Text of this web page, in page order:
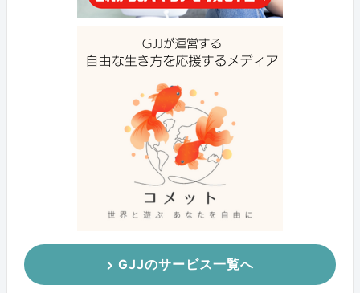
GJJのサービス一覧へ